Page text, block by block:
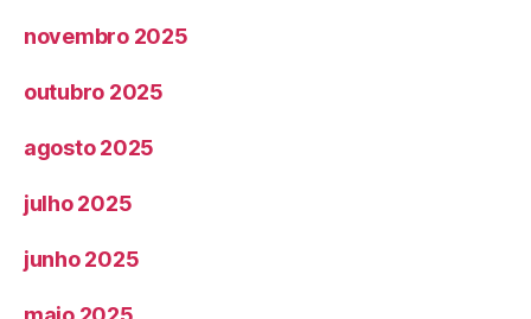
novembro 2025
outubro 2025
agosto 2025
julho 2025
junho 2025